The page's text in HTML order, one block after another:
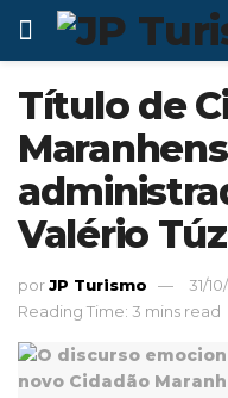
Título de
Valério
porJP Turismo
31/
Reading Time: 3 mins read